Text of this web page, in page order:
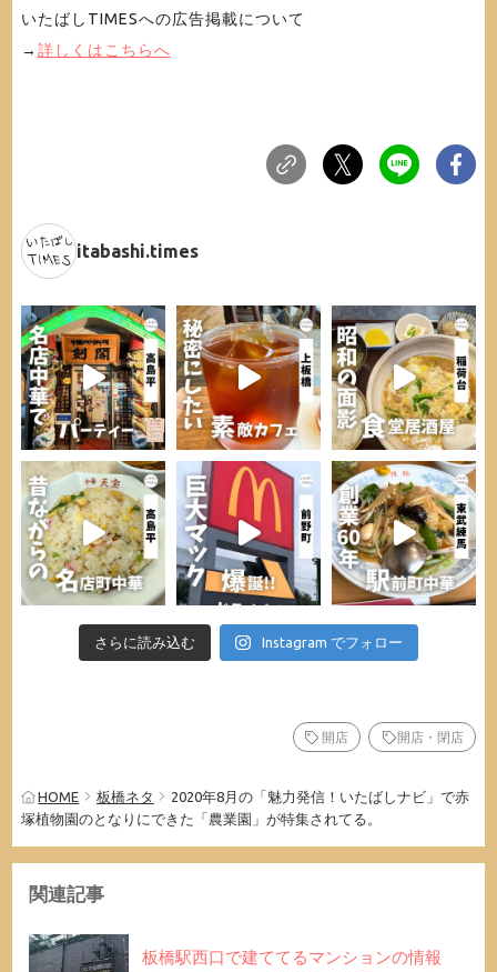
いたばしTIMESへの広告掲載について
→ 詳しくはこちらへ
itabashi.times
さらに読み込む Instagram でフォロー
開店 開店・閉店
HOME 板橋ネタ
2020年8月の「魅力発信！いたばしナビ」で赤
塚植物園のとなりにできた「農業園」が特集されてる。
関連記事
板橋駅西口で建ててるマンションの情報